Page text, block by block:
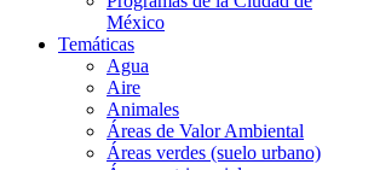
México
Temáticas
Agua
Aire
Animales
Áreas de Valor Ambiental
Áreas verdes (suelo urbano)